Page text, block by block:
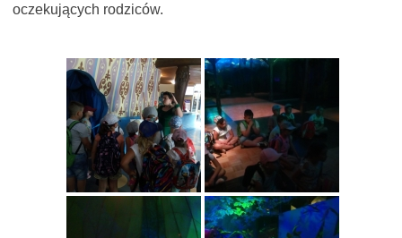
oczekujących rodziców.